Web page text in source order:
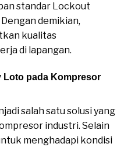
standar Lockout
demikian,
kualitas
di lapangan.
Loto pada Kompresor
salah satu solusi yang
industri. Selain
menghadapi kondisi